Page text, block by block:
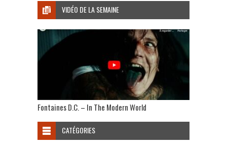
VIDÉO DE LA SEMAINE
Fontaines D.C. – In The Modern World
CATÉGORIES